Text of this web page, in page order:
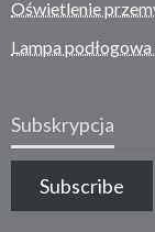
Oświetlenie
Lampa
Subskrypcja
Subscribe